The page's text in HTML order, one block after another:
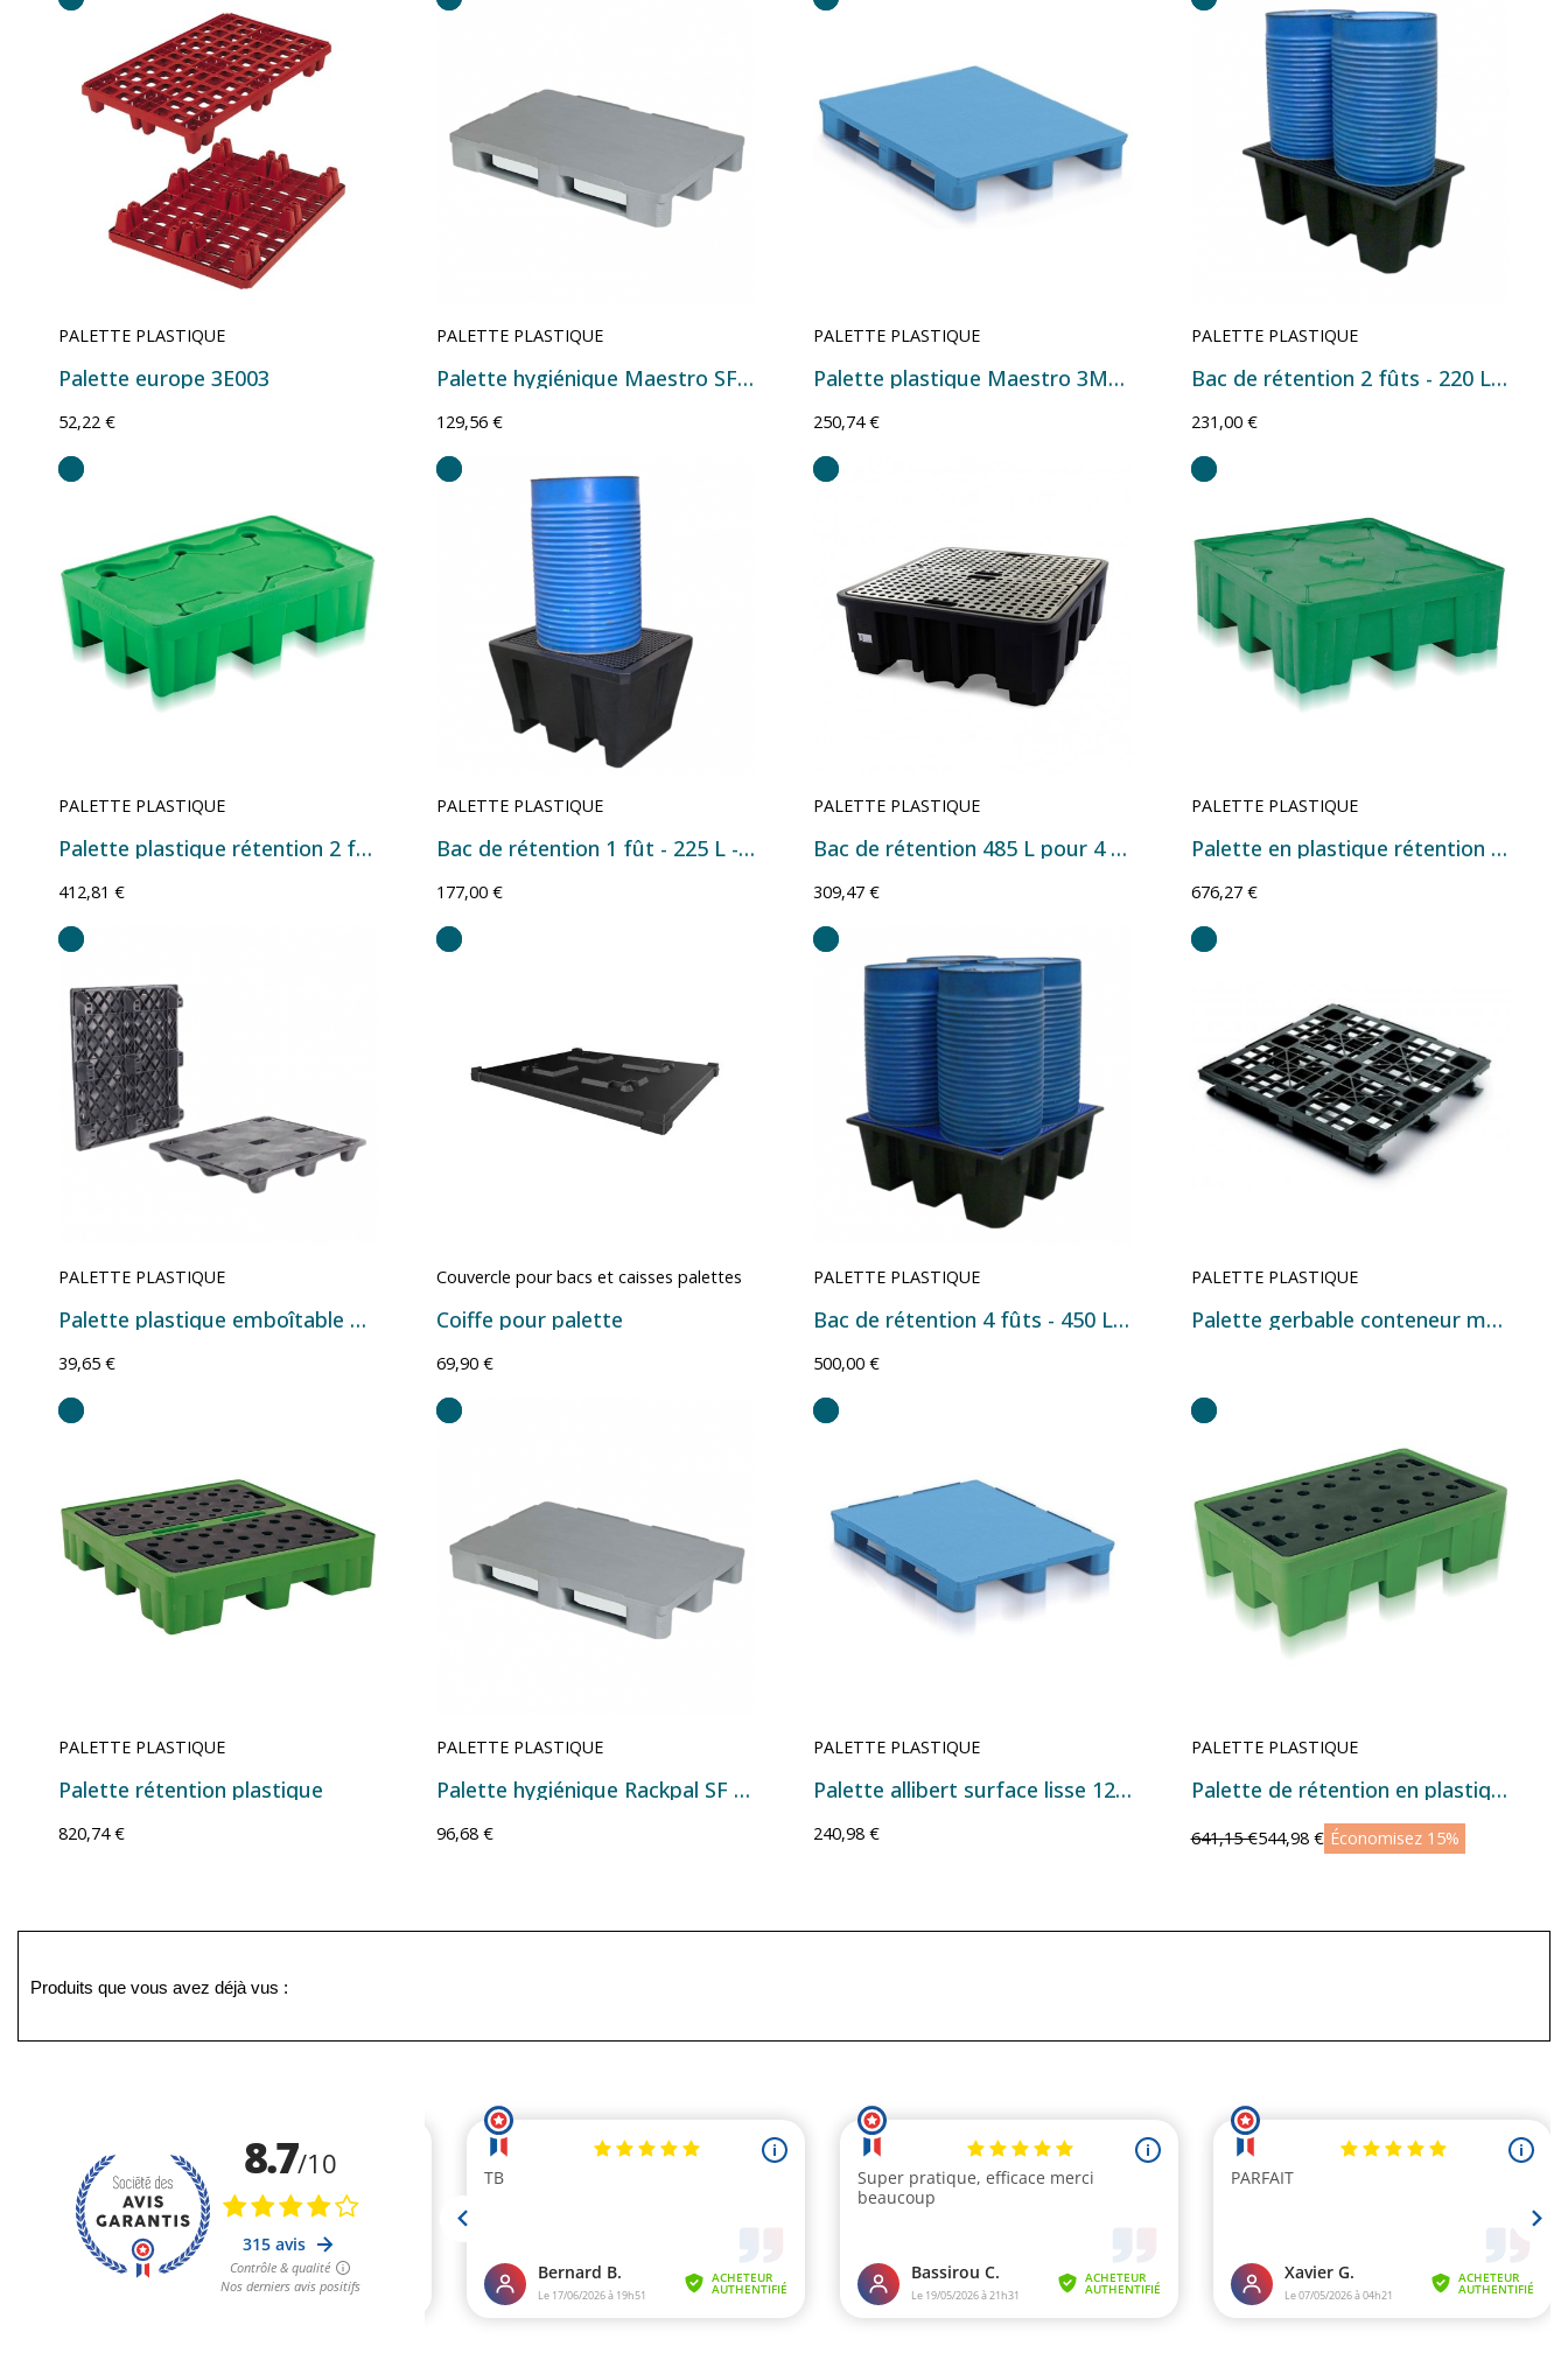
PALETTE PLASTIQUE
Palette europe 3E003
52,22 €
PALETTE PLASTIQUE
Palette hygiénique Maestro SF 800 HYG pleine - 1200x800x155 mm Gris
129,56 €
PALETTE PLASTIQUE
Palette plastique Maestro 3M300 1200 x 1000 mm
250,74 €
PALETTE PLASTIQUE
Bac de rétention 2 fûts - 220 L - 1265×700×495 mm
231,00 €
PALETTE PLASTIQUE
Palette plastique rétention 2 fûts 215 litres QS000
412,81 €
PALETTE PLASTIQUE
Bac de rétention 1 fût - 225 L - 925×755×555 mm
177,00 €
PALETTE PLASTIQUE
Bac de rétention 485 L pour 4 fûts avec caillebotis surélevée
309,47 €
PALETTE PLASTIQUE
Palette en plastique rétention 4 fûts 450 litres VSA07
676,27 €
PALETTE PLASTIQUE
Palette plastique emboîtable pleine - 1200x1000x134 mm - Noir
39,65 €
Couvercle pour bacs et caisses palettes
Coiffe pour palette
69,90 €
PALETTE PLASTIQUE
Bac de rétention 4 fûts - 450 L - 1280×1280×485 mm
500,00 €
PALETTE PLASTIQUE
Palette gerbable conteneur maritime
PALETTE PLASTIQUE
Palette rétention plastique
820,74 €
PALETTE PLASTIQUE
Palette hygiénique Rackpal SF 800 HYG ajourée - 1200x800x155 mm Gris
96,68 €
PALETTE PLASTIQUE
Palette allibert surface lisse 1200x1000x165
240,98 €
PALETTE PLASTIQUE
Palette de rétention en plastique
641,15 €544,98 € Économisez 15%
Produits que vous avez déjà vus :